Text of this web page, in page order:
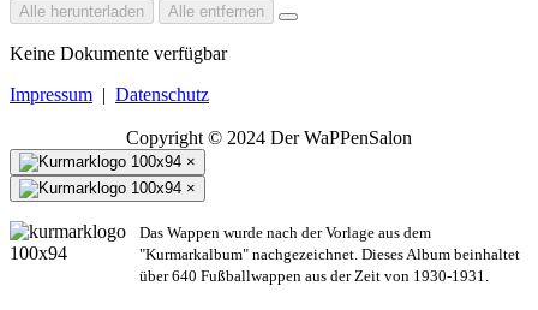
Alle herunterladen Alle entfernen
Keine Dokumente verfügbar
Impressum | Datenschutz
Copyright © 2024 Der WaPPenSalon
×
×
Das Wappen wurde nach der Vorlage aus dem
"Kurmarkalbum" nachgezeichnet. Dieses Album beinhaltet
über 640 Fußballwappen aus der Zeit von 1930-1931.